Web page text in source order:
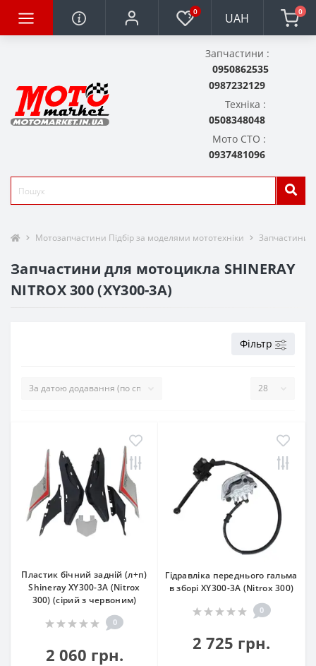
0 UAH 0
Запчастини :
0950862535
0987232129
Техніка :
0508348048
Мото СТО :
0937481096
Мотозапчастини Підбір за моделями мототехніки Запчастини
Запчастини для мотоцикла SHINERAY
NITROX 300 (XY300-3A)
Фільтр
Пластик бічний задній (л+п)
Shineray XY300-3A (Nitrox
300) (сірий з червоним)
0
2 060 грн.
Гідравліка переднього гальма
в зборі XY300-3A (Nitrox 300)
0
2 725 грн.